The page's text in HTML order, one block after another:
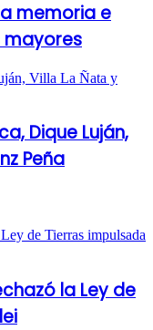
memoria e
mayores
Dique Luján,
Peña
la Ley de